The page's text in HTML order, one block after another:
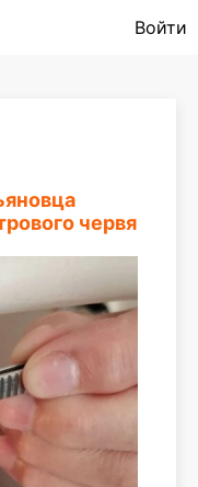
Войти
червя